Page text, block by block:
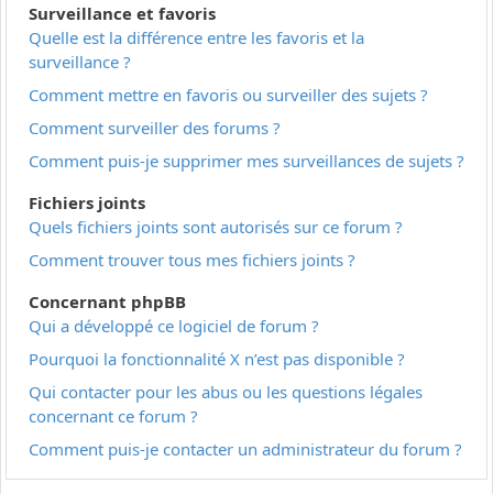
Surveillance et favoris
Quelle est la différence entre les favoris et la
surveillance ?
Comment mettre en favoris ou surveiller des sujets ?
Comment surveiller des forums ?
Comment puis-je supprimer mes surveillances de sujets ?
Fichiers joints
Quels fichiers joints sont autorisés sur ce forum ?
Comment trouver tous mes fichiers joints ?
Concernant phpBB
Qui a développé ce logiciel de forum ?
Pourquoi la fonctionnalité X n’est pas disponible ?
Qui contacter pour les abus ou les questions légales
concernant ce forum ?
Comment puis-je contacter un administrateur du forum ?